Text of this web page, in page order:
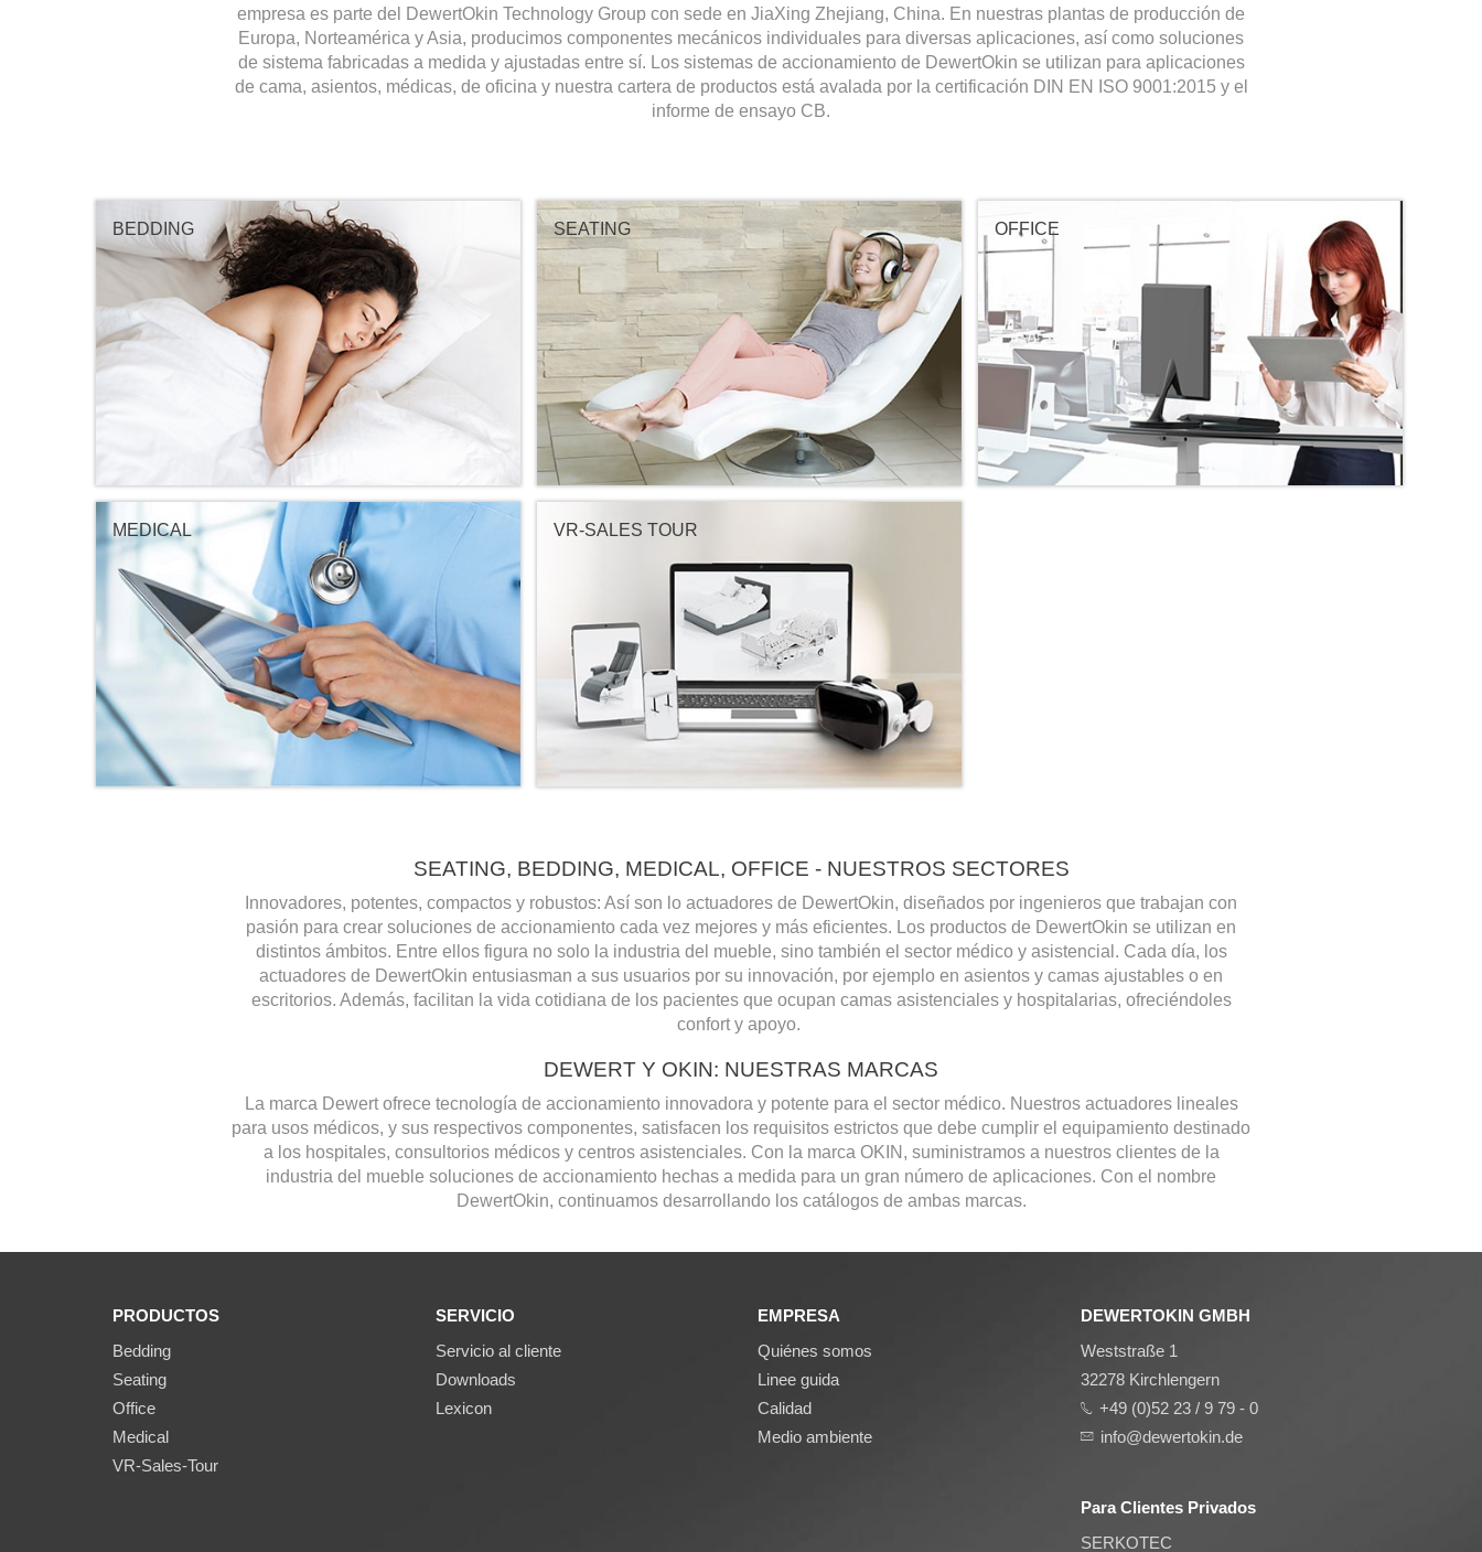
empresa es parte del DewertOkin Technology Group con sede en JiaXing Zhejiang, China. En nuestras plantas de producción de
Europa, Norteamérica y Asia, producimos componentes mecánicos individuales para diversas aplicaciones, así como soluciones
de sistema fabricadas a medida y ajustadas entre sí. Los sistemas de accionamiento de DewertOkin se utilizan para aplicaciones
de cama, asientos, médicas, de oficina y nuestra cartera de productos está avalada por la certificación DIN EN ISO 9001:2015 y el
informe de ensayo CB.
BEDDING SEATING OFFICE
MEDICAL VR-SALES TOUR
SEATING, BEDDING, MEDICAL, OFFICE - NUESTROS SECTORES
Innovadores, potentes, compactos y robustos: Así son lo actuadores de DewertOkin, diseñados por ingenieros que trabajan con
pasión para crear soluciones de accionamiento cada vez mejores y más eficientes. Los productos de DewertOkin se utilizan en
distintos ámbitos. Entre ellos figura no solo la industria del mueble, sino también el sector médico y asistencial. Cada día, los
actuadores de DewertOkin entusiasman a sus usuarios por su innovación, por ejemplo en asientos y camas ajustables o en
escritorios. Además, facilitan la vida cotidiana de los pacientes que ocupan camas asistenciales y hospitalarias, ofreciéndoles
confort y apoyo.
DEWERT Y OKIN: NUESTRAS MARCAS
La marca Dewert ofrece tecnología de accionamiento innovadora y potente para el sector médico. Nuestros actuadores lineales
para usos médicos, y sus respectivos componentes, satisfacen los requisitos estrictos que debe cumplir el equipamiento destinado
a los hospitales, consultorios médicos y centros asistenciales. Con la marca OKIN, suministramos a nuestros clientes de la
industria del mueble soluciones de accionamiento hechas a medida para un gran número de aplicaciones. Con el nombre
DewertOkin, continuamos desarrollando los catálogos de ambas marcas.
PRODUCTOS
Bedding
Seating
Office
Medical
VR-Sales-Tour
SERVICIO
Servicio al cliente
Downloads
Lexicon
EMPRESA
Quiénes somos
Linee guida
Calidad
Medio ambiente
DEWERTOKIN GMBH
Weststraße 1
32278 Kirchlengern
+49 (0)52 23 / 9 79 - 0
info@dewertokin.de
Para Clientes Privados
SERKOTEC